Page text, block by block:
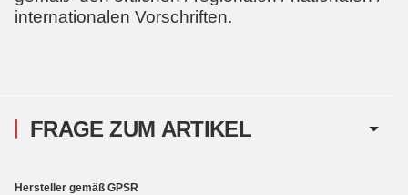
internationalen Vorschriften.
FRAGE ZUM ARTIKEL
Hersteller gemäß GPSR